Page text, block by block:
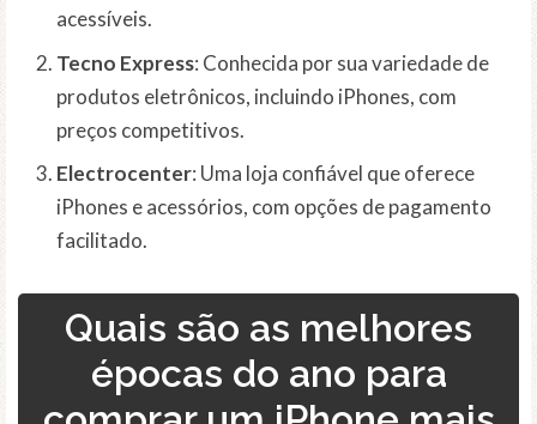
acessíveis.
Tecno Express: Conhecida por sua variedade de
produtos eletrônicos, incluindo iPhones, com
preços competitivos.
Electrocenter: Uma loja confiável que oferece
iPhones e acessórios, com opções de pagamento
facilitado.
Quais são as melhores
épocas do ano para